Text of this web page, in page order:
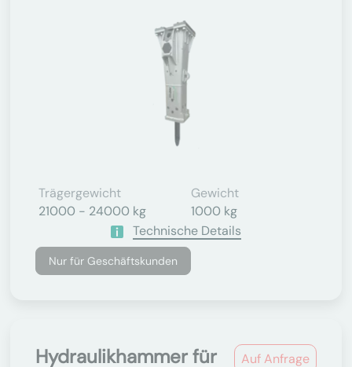
Trägergewicht
21000 - 24000 kg
Gewicht
1000 kg
Technische Details
Nur für Geschäftskunden
Auf Anfrage
Hydraulikhammer für